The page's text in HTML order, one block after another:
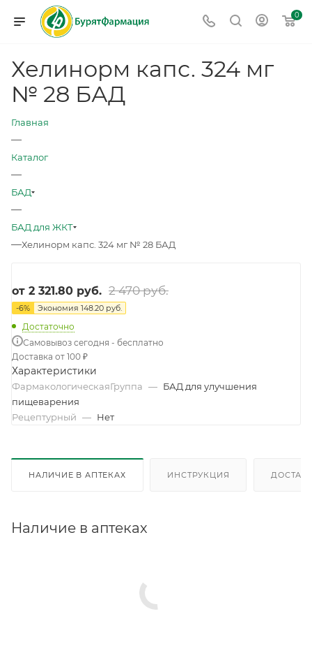
0
Хелинорм капс. 324 мг
№ 28 БАД
Главная
—
Каталог
—
БАД
—
БАД для ЖКТ
—Хелинорм капс. 324 мг № 28 БАД
от 2 321.80 руб. 2 470 руб.
-6% Экономия 148.20 руб.
Достаточно
Самовывоз сегодня - бесплатно
Доставка от 100 ₽
Характеристики
ФармакологическаяГруппа — БАД для улучшения
пищеварения
Рецептурный — Нет
НАЛИЧИЕ В АПТЕКАХ ИНСТРУКЦИЯ
Наличие в аптеках